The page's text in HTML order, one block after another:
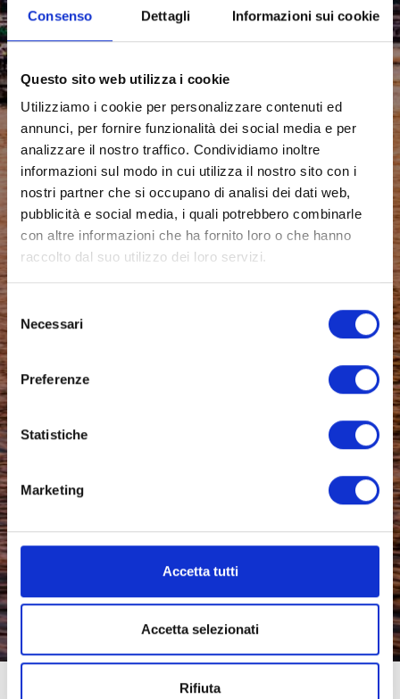
Consenso Dettagli Informazioni sui cookie
Questo sito web utilizza i cookie
Utilizziamo i cookie per personalizzare contenuti ed
annunci, per fornire funzionalità dei social media e per
analizzare il nostro traffico. Condividiamo inoltre
informazioni sul modo in cui utilizza il nostro sito con i
nostri partner che si occupano di analisi dei dati web,
pubblicità e social media, i quali potrebbero combinarle
con altre informazioni che ha fornito loro o che hanno
raccolto dal suo utilizzo dei loro servizi.
Selezione
del
consenso
Necessari
Preferenze
Statistiche
Marketing
Accetta tutti
Accetta selezionati
Rifiuta